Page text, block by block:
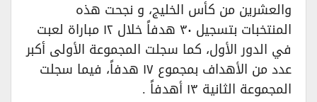
والعشرين من كأس الخليج، و نجحت هذه
المنتخبات بتسجيل ٣٠ هدفاً خلال ١٢ مباراة لعبت
في الدور الأول، كما سجلت المجموعة الأولى أكبر
عدد من الأهداف بمجموع ١٧ هدفاً، فيما سجلت
المجموعة الثانية ١٣ أهدفاً .